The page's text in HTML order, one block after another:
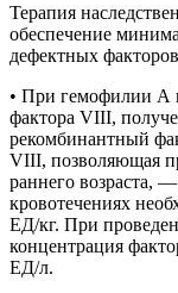
Терапия
обеспечение
дефектных
• При гемофилии А
фактора VIII,
рекомбинантный
VIII, позволяющая
раннего возраста,
кровотечениях
ЕД/кг. При
концентрация
ЕД/л.